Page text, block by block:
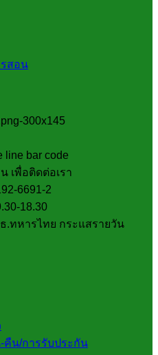
สอน
เพื่อติดต่อเรา
6691-2
18.30
.ทหารไทย กระแสรายวัน
คืน/การรับประกัน